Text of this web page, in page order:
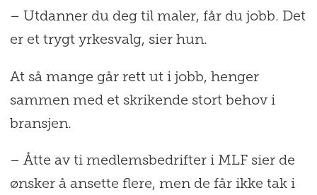
– Utdanner du deg til maler, får du jobb. Det
er et trygt yrkesvalg, sier hun.
At så mange går rett ut i jobb, henger
sammen med et skrikende stort behov i
bransjen.
– Åtte av ti medlemsbedrifter i MLF sier de
ønsker å ansette flere, men de får ikke tak i